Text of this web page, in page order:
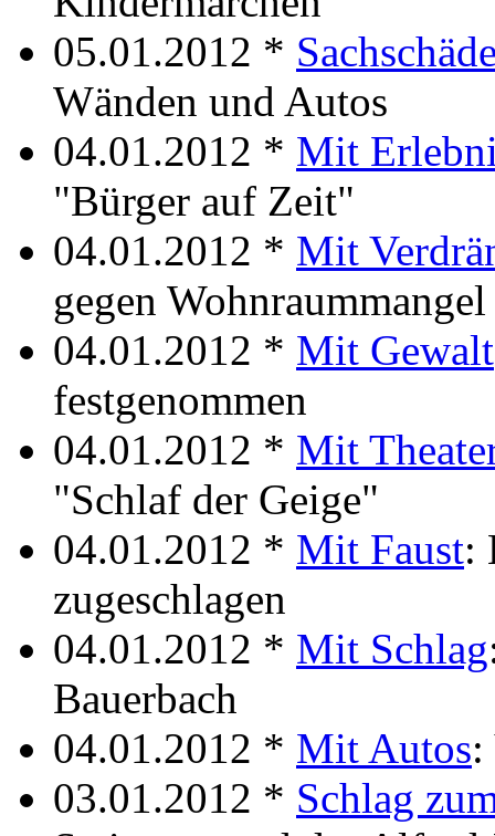
05.01.2012 *
Wänden und Autos
04.01.2012 * Mit
"Bürger auf Zeit"
04.01.2012 * Mit
gegen Wohnraummangel
04.01.2012 * Mit Gewalt
festgenommen
04.01.2012 * Mit
"Schlaf der Geige"
04.01.2012 * Mit Faust:
zugeschlagen
04.01.2012 * Mit Schlag
Bauerbach
04.01.2012 * Mit Autos:
03.01.2012 * Schlag